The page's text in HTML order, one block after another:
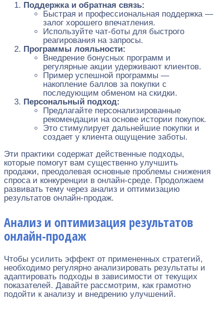
Поддержка и обратная связь:
Быстрая и профессиональная поддержка —
залог хорошего впечатления.
Используйте чат-боты для быстрого
реагирования на запросы.
Программы лояльности:
Внедрение бонусных программ и
регулярные акции удерживают клиентов.
Пример успешной программы —
накопление баллов за покупки с
последующим обменом на скидки.
Персональный подход:
Предлагайте персонализированные
рекомендации на основе истории покупок.
Это стимулирует дальнейшие покупки и
создает у клиента ощущение заботы.
Эти практики содержат действенные подходы,
которые помогут вам существенно улучшить
продажи, преодолевая основные проблемы снижения
спроса и конкуренции в онлайн-среде. Продолжаем
развивать тему через анализ и оптимизацию
результатов онлайн-продаж.
Анализ и оптимизация результатов
онлайн-продаж
Чтобы усилить эффект от примененных стратегий,
необходимо регулярно анализировать результаты и
адаптировать подходы в зависимости от текущих
показателей. Давайте рассмотрим, как грамотно
подойти к анализу и внедрению улучшений.